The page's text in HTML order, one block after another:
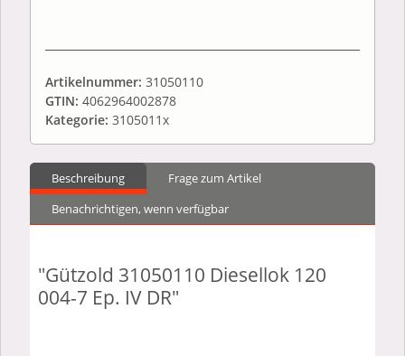
Artikelnummer: 31050110
GTIN: 4062964002878
Kategorie: 3105011x
Beschreibung
Frage zum Artikel
Benachrichtigen, wenn verfügbar
"Gützold 31050110 Diesellok 120
004-7 Ep. IV DR"